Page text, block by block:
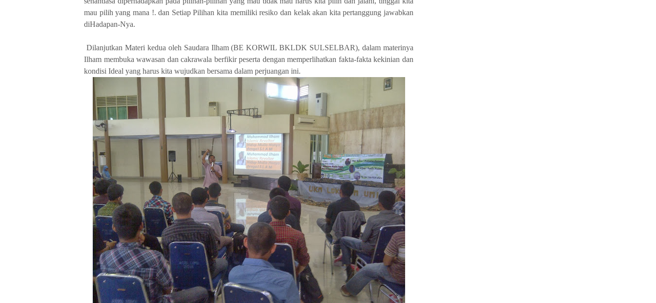
mau pilih yang mana !. dan Setiap Pilihan kita memiliki resiko dan kelak akan kita pertanggung jawabkan
diHadapan-Nya.
Dilanjutkan Materi kedua oleh Saudara Ilham (BE KORWIL BKLDK SULSELBAR), dalam materinya
Ilham membuka wawasan dan cakrawala berfikir peserta dengan memperlihatkan fakta-fakta kekinian dan
kondisi Ideal yang harus kita wujudkan bersama dalam perjuangan ini.